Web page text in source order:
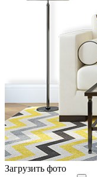
Загрузить фото